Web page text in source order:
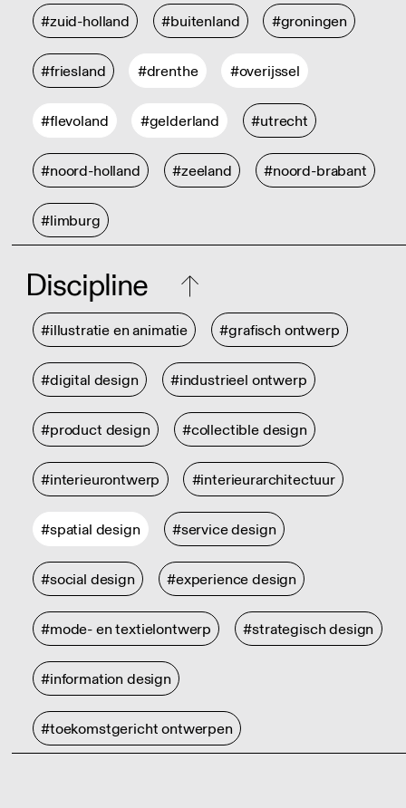
#zuid-holland #buitenland #groningen
#friesland #drenthe #overijssel
#flevoland #gelderland #utrecht
#noord-holland #zeeland #noord-brabant
#limburg
Discipline
#illustratie en animatie #grafisch ontwerp
#digital design #industrieel ontwerp
#product design #collectible design
#interieurontwerp #interieurarchitectuur
#spatial design #service design
#social design #experience design
#mode- en textielontwerp #strategisch design
#information design
#toekomstgericht ontwerpen